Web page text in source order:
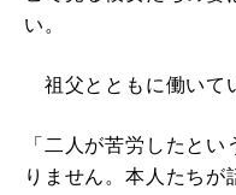
い。
祖父とともに働いて
「二人が苦労したと
りません。本人たちが